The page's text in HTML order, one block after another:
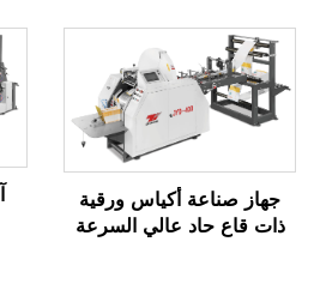
جهاز صناعة أكياس ورقية
ذات قاع حاد عالي السرعة